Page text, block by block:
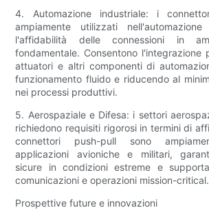
4. Automazione industriale: i
ampiamente utilizzati
l'affidabilità delle connessioni in
fondamentale. Consentono l'integrazione
attuatori e altri componenti di
funzionamento fluido e riducendo al
nei processi produttivi.
5. Aerospaziale e Difesa: i settori
richiedono requisiti rigorosi in termini di
connettori push-pull sono
applicazioni avioniche e militari,
sicure in condizioni estreme e
comunicazioni e operazioni mission-critical.
Prospettive future e innovazioni